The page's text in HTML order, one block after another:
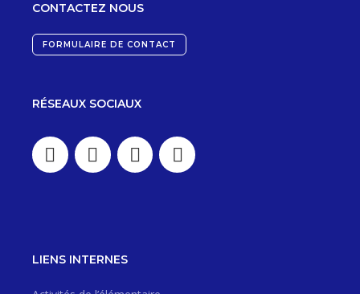
CONTACTEZ NOUS
FORMULAIRE DE CONTACT
RÉSEAUX SOCIAUX
LIENS INTERNES